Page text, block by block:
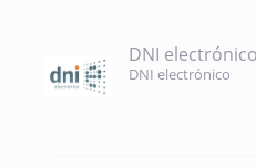
DNI electrónico
DNI electrónico